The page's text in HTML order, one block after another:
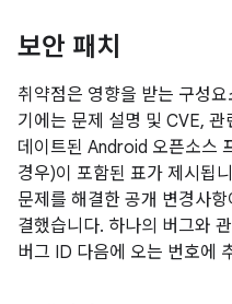
보안 패치
취약점은 영향을 받는 구성
기에는 문제 설명 및 CVE, 관
데이트된 Android 오픈소스
경우)이 포함된 표가 제시됩
문제를 해결한 공개 변경사
결했습니다. 하나의 버그와
버그 ID 다음에 오는 번호에